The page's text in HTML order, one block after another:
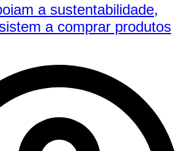
a sustentabilidade,
a comprar produtos